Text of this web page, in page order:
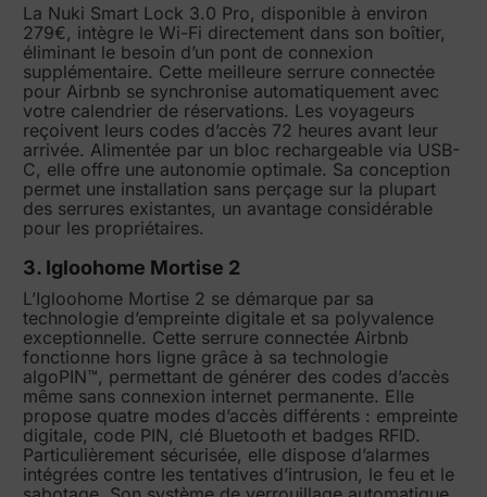
La Nuki Smart Lock 3.0 Pro, disponible à environ
279€, intègre le Wi-Fi directement dans son boîtier,
éliminant le besoin d’un pont de connexion
supplémentaire. Cette meilleure serrure connectée
pour Airbnb se synchronise automatiquement avec
votre calendrier de réservations. Les voyageurs
reçoivent leurs codes d’accès 72 heures avant leur
arrivée. Alimentée par un bloc rechargeable via USB-
C, elle offre une autonomie optimale. Sa conception
permet une installation sans perçage sur la plupart
des serrures existantes, un avantage considérable
pour les propriétaires.
3. Igloohome Mortise 2
L’Igloohome Mortise 2 se démarque par sa
technologie d’empreinte digitale et sa polyvalence
exceptionnelle. Cette serrure connectée Airbnb
fonctionne hors ligne grâce à sa technologie
algoPIN™, permettant de générer des codes d’accès
même sans connexion internet permanente. Elle
propose quatre modes d’accès différents : empreinte
digitale, code PIN, clé Bluetooth et badges RFID.
Particulièrement sécurisée, elle dispose d’alarmes
intégrées contre les tentatives d’intrusion, le feu et le